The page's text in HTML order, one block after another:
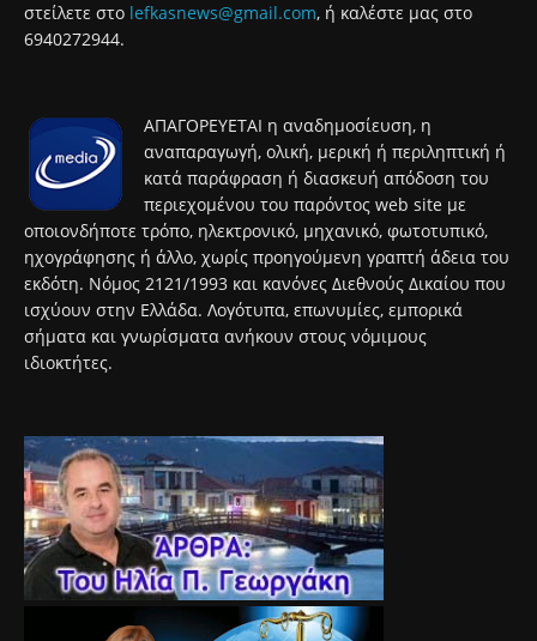
στείλετε στο lefkasnews@gmail.com, ή καλέστε μας στο
6940272944.
ΑΠΑΓΟΡΕΥΕΤΑΙ η αναδημοσίευση, η
αναπαραγωγή, ολική, μερική ή περιληπτική ή
κατά παράφραση ή διασκευή απόδοση του
περιεχομένου του παρόντος web site με
οποιονδήποτε τρόπο, ηλεκτρονικό, μηχανικό, φωτοτυπικό,
ηχογράφησης ή άλλο, χωρίς προηγούμενη γραπτή άδεια του
εκδότη. Νόμος 2121/1993 και κανόνες Διεθνούς Δικαίου που
ισχύουν στην Ελλάδα. Λογότυπα, επωνυμίες, εμπορικά
σήματα και γνωρίσματα ανήκουν στους νόμιμους
ιδιοκτήτες.